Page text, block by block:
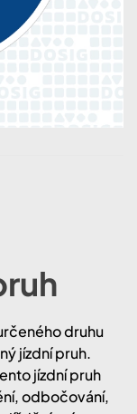
druhu
jízdní pruh.
jízdní pruh
odbočování,